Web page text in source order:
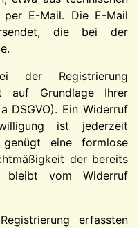
E-Mail. Die E-Mail
die bei der
der Registrierung
auf Grundlage Ihrer
DSGVO). Ein Widerruf
ist jederzeit
eine formlose
der bereits
bleibt vom Widerruf
erfassten